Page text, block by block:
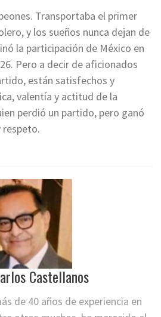
Transportaba el primer
y los sueños nunca dejan de
la participación de México en
Pero a decir de aficionados
están satisfechos y
valentía y actitud de la
perdió un partido, pero ganó
respeto.
Castellanos
de 40 años de experiencia en